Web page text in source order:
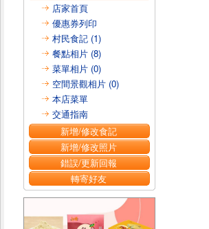
店家首頁
優惠券列印
村民食記 (1)
餐點相片 (8)
菜單相片 (0)
空間景觀相片 (0)
本店菜單
交通指南
新增/修改食記
新增/修改照片
錯誤/更新回報
轉寄好友